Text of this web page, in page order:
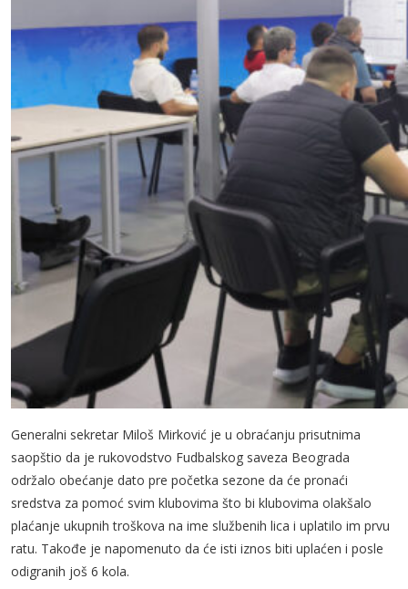
Generalni sekretar Miloš Mirković je u obraćanju prisutnima
saopštio da je rukovodstvo Fudbalskog saveza Beograda
održalo obećanje dato pre početka sezone da će pronaći
sredstva za pomoć svim klubovima što bi klubovima olakšalo
plaćanje ukupnih troškova na ime službenih lica i uplatilo im prvu
ratu. Takođe je napomenuto da će isti iznos biti uplaćen i posle
odigranih još 6 kola.